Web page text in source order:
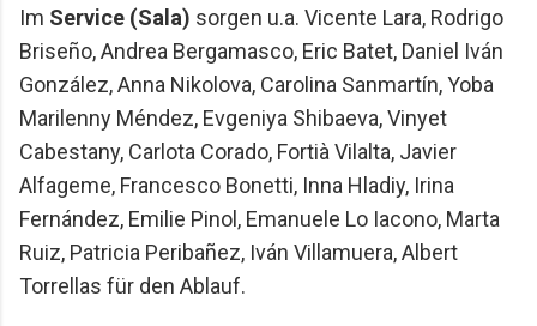
Im Service (Sala) sorgen u.a. Vicente Lara, Rodrigo
Briseño, Andrea Bergamasco, Eric Batet, Daniel Iván
González, Anna Nikolova, Carolina Sanmartín, Yoba
Marilenny Méndez, Evgeniya Shibaeva, Vinyet
Cabestany, Carlota Corado, Fortià Vilalta, Javier
Alfageme, Francesco Bonetti, Inna Hladiy, Irina
Fernández, Emilie Pinol, Emanuele Lo Iacono, Marta
Ruiz, Patricia Peribañez, Iván Villamuera, Albert
Torrellas für den Ablauf.